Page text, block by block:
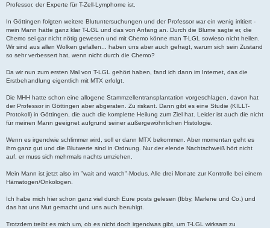
Professor, der Experte für T-Zell-Lymphome ist.
In Göttingen folgten weitere Blutuntersuchungen und der Professor war ein wenig irritiert -
mein Mann hätte ganz klar T-LGL und das von Anfang an. Durch die Blume sagte er, die
Chemo sei gar nicht nötig gewesen und mit Chemo könne man T-LGL sowieso nicht heilen.
Wir sind aus allen Wolken gefallen... haben uns aber auch gefragt, warum sich sein Zustand
so sehr verbessert hat, wenn nicht durch die Chemo?
Da wir nun zum ersten Mal von T-LGL gehört haben, fand ich dann im Internet, das die
Erstbehandlung eigentlich mit MTX erfolgt.
Die MHH hatte schon eine allogene Stammzellentransplantation vorgeschlagen, davon hat
der Professor in Göttingen aber abgeraten. Zu riskant. Dann gibt es eine Studie (KILLT-
Protokoll) in Göttingen, die auch die komplette Heilung zum Ziel hat. Leider ist auch die nicht
für meinen Mann geeignet aufgrund seiner außergewöhnlichen Histologie.
Wenn es irgendwie schlimmer wird, soll er dann MTX bekommen. Aber momentan geht es
ihm ganz gut und die Blutwerte sind in Ordnung. Nur der elende Nachtschweiß hört nicht
auf, er muss sich mehrmals nachts umziehen.
Mein Mann ist jetzt also im "wait and watch"-Modus. Alle drei Monate zur Kontrolle bei einem
Hämatogen/Onkologen.
Ich habe mich hier schon ganz viel durch Eure posts gelesen (Ibby, Marlene und Co.) und
das hat uns Mut gemacht und uns auch beruhigt.
Trotzdem treibt es mich um, ob es nicht doch irgendwas gibt, um T-LGL wirksam zu